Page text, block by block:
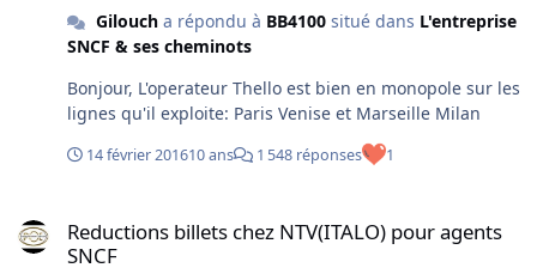
Giloucha répondu à BB4100situé dans L'entreprise
SNCF & ses cheminots
Bonjour, L'operateur Thello est bien en monopole sur les
lignes qu'il exploite: Paris Venise et Marseille Milan
14 février 201610 ans 1 548 réponses 1
Reductions billets chez NTV(ITALO) pour agents
SNCF